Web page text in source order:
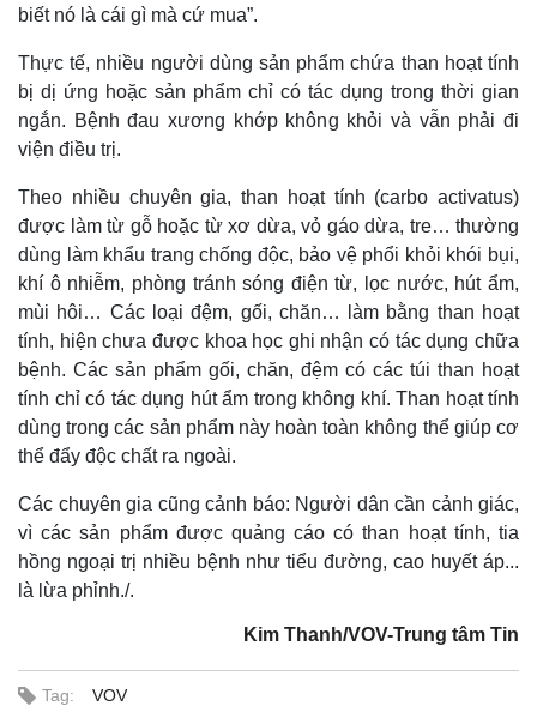
biết nó là cái gì mà cứ mua”.
Thực tế, nhiều người dùng sản phẩm chứa than hoạt tính
bị dị ứng hoặc sản phẩm chỉ có tác dụng trong thời gian
ngắn. Bệnh đau xương khớp không khỏi và vẫn phải đi
viện điều trị.
Theo nhiều chuyên gia, than hoạt tính (carbo activatus)
được làm từ gỗ hoặc từ xơ dừa, vỏ gáo dừa, tre… thường
dùng làm khẩu trang chống độc, bảo vệ phổi khỏi khói bụi,
khí ô nhiễm, phòng tránh sóng điện từ, lọc nước, hút ẩm,
mùi hôi… Các loại đệm, gối, chăn… làm bằng than hoạt
tính, hiện chưa được khoa học ghi nhận có tác dụng chữa
bệnh. Các sản phẩm gối, chăn, đệm có các túi than hoạt
tính chỉ có tác dụng hút ẩm trong không khí. Than hoạt tính
dùng trong các sản phẩm này hoàn toàn không thể giúp cơ
thể đẩy độc chất ra ngoài.
Các chuyên gia cũng cảnh báo: Người dân cần cảnh giác,
vì các sản phẩm được quảng cáo có than hoạt tính, tia
hồng ngoại trị nhiều bệnh như tiểu đường, cao huyết áp...
là lừa phỉnh./.
Kim Thanh/VOV-Trung tâm Tin
Tag: VOV